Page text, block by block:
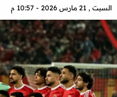
السبت , 21 مارس 2026 - 10:57 م